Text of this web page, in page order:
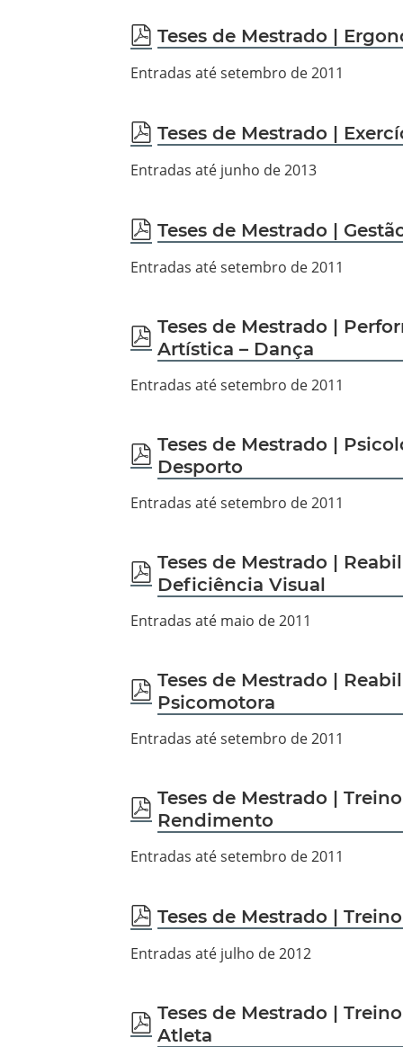
pdf
Teses de Mestrado |
Entradas até setembro de 2011
pdf
Teses de Mestrado |
Entradas até junho de 2013
pdf
Teses de Mestrado |
Entradas até setembro de 2011
pdf
Teses de Mestrado |
Artística – Dança
Entradas até setembro de 2011
pdf
Teses de Mestrado |
Desporto
Entradas até setembro de 2011
pdf
Teses de Mestrado |
Deficiência Visual
Entradas até maio de 2011
pdf
Teses de Mestrado |
Psicomotora
Entradas até setembro de 2011
pdf
Teses de Mestrado |
Rendimento
Entradas até setembro de 2011
pdf
Teses de Mestrado |
Entradas até julho de 2012
pdf
Teses de Mestrado |
Atleta